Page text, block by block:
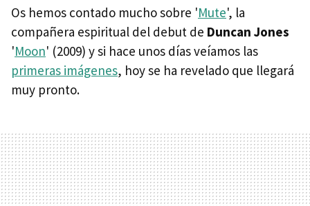
Os hemos contado mucho sobre 'Mute', la
compañera espiritual del debut de Duncan Jones
'Moon' (2009) y si hace unos días veíamos las
primeras imágenes, hoy se ha revelado que llegará
muy pronto.